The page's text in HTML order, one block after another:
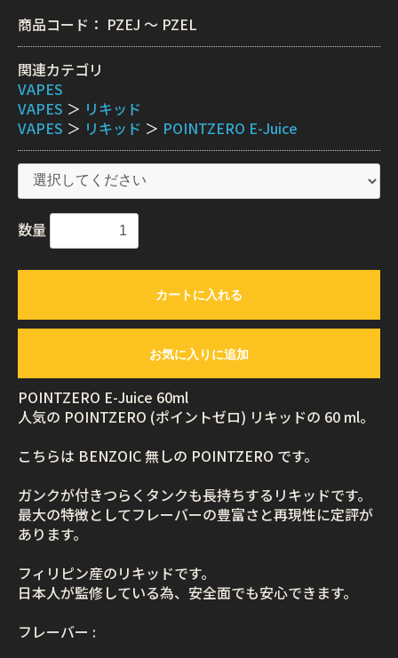
商品コード： PZEJ ～ PZEL
関連カテゴリ
VAPES
VAPES ＞ リキッド
VAPES ＞ リキッド ＞ POINTZERO E-Juice
数量
カートに入れる
お気に入りに追加
POINTZERO E-Juice 60ml
人気の POINTZERO (ポイントゼロ) リキッドの 60 ml。
こちらは BENZOIC 無しの POINTZERO です。
ガンクが付きつらくタンクも長持ちするリキッドです。
最大の特徴としてフレーバーの豊富さと再現性に定評が
あります。
フィリピン産のリキッドです。
日本人が監修している為、安全面でも安心できます。
フレーバー :